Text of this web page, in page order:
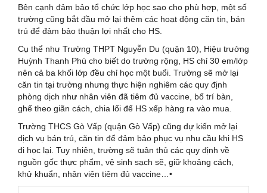
Bên cạnh đảm bảo tổ chức lớp học sao cho phù hợp, một số
trường cũng bắt đầu mở lại thêm các hoạt động căn tin, bán
trú để đảm bảo thuận lợi nhất cho HS.
Cụ thể như Trường THPT Nguyễn Du (quận 10), Hiệu trưởng
Huỳnh Thanh Phú cho biết do trường rộng, HS chỉ 30 em/lớp
nên cả ba khối lớp đều chỉ học một buổi. Trường sẽ mở lại
căn tin tại trường nhưng thực hiện nghiêm các quy định
phòng dịch như nhân viên đã tiêm đủ vaccine, bố trí bàn,
ghế theo giãn cách, chia lối để HS xếp hàng ra vào mua.
Trường THCS Gò Vấp (quận Gò Vấp) cũng dự kiến mở lại
dịch vụ bán trú, căn tin để đảm bảo phục vụ nhu cầu khi HS
đi học lại. Tuy nhiên, trường sẽ tuân thủ các quy định về
nguồn gốc thực phẩm, vệ sinh sạch sẽ, giữ khoảng cách,
khử khuẩn, nhân viên tiêm đủ vaccine…•